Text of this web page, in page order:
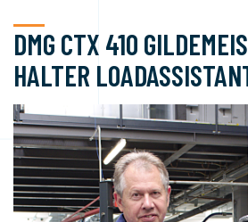
DMG CTX 410
HALTER